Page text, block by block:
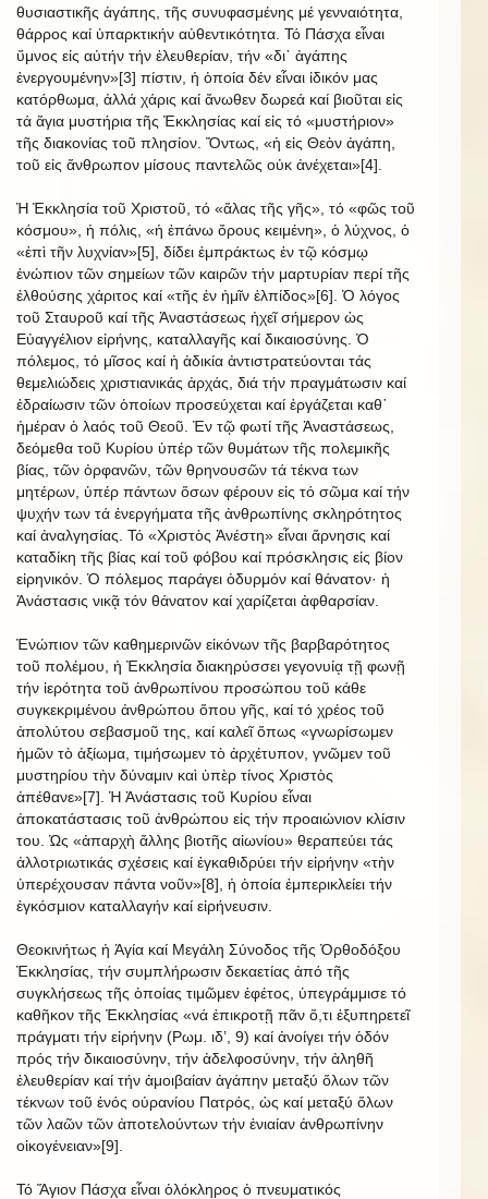
θυσιαστικῆς ἀγάπης, τῆς συνυφασμένης μέ γενναιότητα,
θάρρος καί ὑπαρκτικήν αὐθεντικότητα. Τό Πάσχα εἶναι
ὕμνος εἰς αὐτήν τήν ἐλευθερίαν, τήν «δι᾿ ἀγάπης
ἐνεργουμένην»[3] πίστιν, ἡ ὁποία δέν εἶναι ἰδικόν μας
κατόρθωμα, ἀλλά χάρις καί ἄνωθεν δωρεά καί βιοῦται εἰς
τά ἅγια μυστήρια τῆς Ἐκκλησίας καί εἰς τό «μυστήριον»
τῆς διακονίας τοῦ πλησίον. Ὄντως, «ἡ εἰς Θεὸν ἀγάπη,
τοῦ εἰς ἄνθρωπον μίσους παντελῶς οὐκ ἀνέχεται»[4].
Ἡ Ἐκκλησία τοῦ Χριστοῦ, τό «ἅλας τῆς γῆς», τό «φῶς τοῦ
κόσμου», ἡ πόλις, «ἡ ἐπάνω ὄρους κειμένη», ὁ λύχνος, ὁ
«ἐπὶ τῆν λυχνίαν»[5], δίδει ἐμπράκτως ἐν τῷ κόσμῳ
ἐνώπιον τῶν σημείων τῶν καιρῶν τήν μαρτυρίαν περί τῆς
ἐλθούσης χάριτος καί «τῆς ἐν ἡμῖν ἐλπίδος»[6]. Ὁ λόγος
τοῦ Σταυροῦ καί τῆς Ἀναστάσεως ἠχεῖ σήμερον ὡς
Εὐαγγέλιον εἰρήνης, καταλλαγῆς καί δικαιοσύνης. Ὁ
πόλεμος, τό μῖσος καί ἡ ἀδικία ἀντιστρατεύονται τάς
θεμελιώδεις χριστιανικάς ἀρχάς, διά τήν πραγμάτωσιν καί
ἑδραίωσιν τῶν ὁποίων προσεύχεται καί ἐργάζεται καθ᾿
ἡμέραν ὁ λαός τοῦ Θεοῦ. Ἐν τῷ φωτί τῆς Ἁναστάσεως,
δεόμεθα τοῦ Κυρίου ὑπέρ τῶν θυμάτων τῆς πολεμικῆς
βίας, τῶν ὀρφανῶν, τῶν θρηνουσῶν τά τέκνα των
μητέρων, ὑπέρ πάντων ὅσων φέρουν εἰς τό σῶμα καί τήν
ψυχήν των τά ἐνεργήματα τῆς ἀνθρωπίνης σκληρότητος
καί ἀναλγησίας. Τό «Χριστὸς Ἀνέστη» εἶναι ἄρνησις καί
καταδίκη τῆς βίας καί τοῦ φόβου καί πρόσκλησις εἰς βίον
εἰρηνικόν. Ὁ πόλεμος παράγει ὀδυρμόν καί θάνατον· ἡ
Ἀνάστασις νικᾷ τόν θάνατον καί χαρίζεται ἀφθαρσίαν.
Ἐνώπιον τῶν καθημερινῶν εἰκόνων τῆς βαρβαρότητος
τοῦ πολέμου, ἡ Ἐκκλησία διακηρύσσει γεγονυίᾳ τῇ φωνῇ
τήν ἱερότητα τοῦ ἀνθρωπίνου προσώπου τοῦ κάθε
συγκεκριμένου ἀνθρώπου ὅπου γῆς, καί τό χρέος τοῦ
ἀπολύτου σεβασμοῦ της, καί καλεῖ ὅπως «γνωρίσωμεν
ἡμῶν τὸ ἀξίωμα, τιμήσωμεν τὸ ἀρχέτυπον, γνῶμεν τοῦ
μυστηρίου τὴν δύναμιν καὶ ὑπὲρ τίνος Χριστὸς
ἀπέθανε»[7]. Ἡ Ἀνάστασις τοῦ Κυρίου εἶναι
ἀποκατάστασις τοῦ ἀνθρώπου εἰς τήν προαιώνιον κλίσιν
του. Ὡς «ἀπαρχὴ ἄλλης βιοτῆς αἰωνίου» θεραπεύει τάς
ἀλλοτριωτικάς σχέσεις καί ἐγκαθιδρύει τήν εἰρήνην «τὴν
ὑπερέχουσαν πάντα νοῦν»[8], ἡ ὁποία ἐμπερικλείει τήν
ἐγκόσμιον καταλλαγήν καί εἰρήνευσιν.
Θεοκινήτως ἡ Ἁγία καί Μεγάλη Σύνοδος τῆς Ὀρθοδόξου
Ἐκκλησίας, τήν συμπλήρωσιν δεκαετίας ἀπό τῆς
συγκλήσεως τῆς ὁποίας τιμῶμεν ἐφέτος, ὑπεγράμμισε τό
καθῆκον τῆς Ἐκκλησίας «νά ἐπικροτῇ πᾶν ὅ,τι ἐξυπηρετεῖ
πράγματι τήν εἰρήνην (Ρωμ. ιδ’, 9) καί ἀνοίγει τήν ὁδόν
πρός τήν δικαιοσύνην, τήν ἀδελφοσύνην, τήν ἀληθῆ
ἐλευθερίαν καί τήν ἀμοιβαίαν ἀγάπην μεταξύ ὅλων τῶν
τέκνων τοῦ ἑνός οὐρανίου Πατρός, ὡς καί μεταξύ ὅλων
τῶν λαῶν τῶν ἀποτελούντων τήν ἑνιαίαν ἀνθρωπίνην
οἰκογένειαν»[9].
Τό Ἅγιον Πάσχα εἶναι ὁλόκληρος ὁ πνευματικός